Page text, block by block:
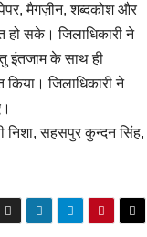
मैगज़ीन, शब्दकोश और
हो सके। जिलाधिकारी ने
इंतजाम के साथ ही
किया। जिलाधिकारी ने
निशा, सहसपुर कुन्दन सिंह,